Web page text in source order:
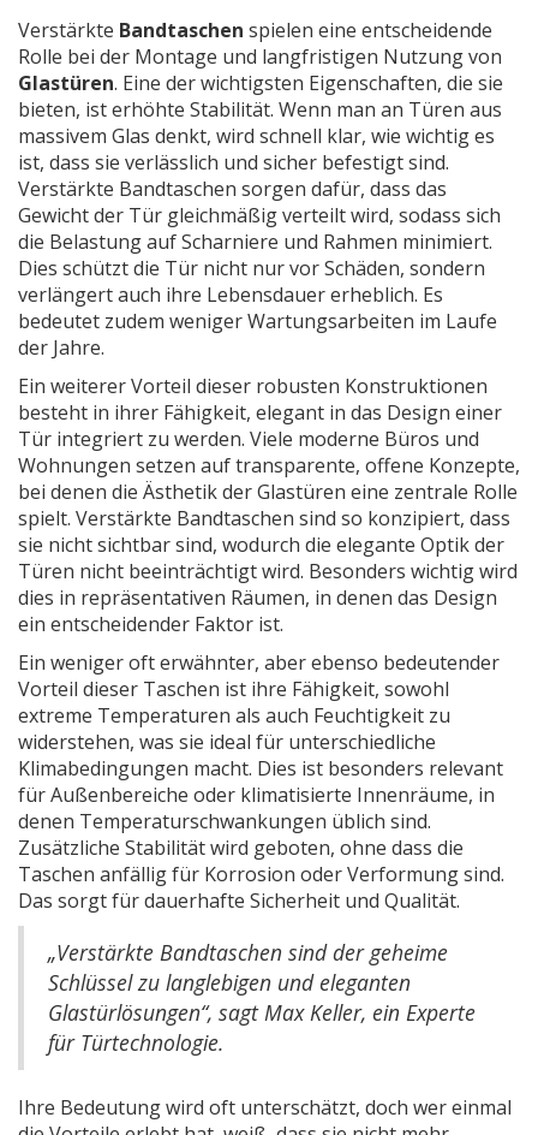
Verstärkte Bandtaschen spielen eine entscheidende
Rolle bei der Montage und langfristigen Nutzung von
Glastüren. Eine der wichtigsten Eigenschaften, die sie
bieten, ist erhöhte Stabilität. Wenn man an Türen aus
massivem Glas denkt, wird schnell klar, wie wichtig es
ist, dass sie verlässlich und sicher befestigt sind.
Verstärkte Bandtaschen sorgen dafür, dass das
Gewicht der Tür gleichmäßig verteilt wird, sodass sich
die Belastung auf Scharniere und Rahmen minimiert.
Dies schützt die Tür nicht nur vor Schäden, sondern
verlängert auch ihre Lebensdauer erheblich. Es
bedeutet zudem weniger Wartungsarbeiten im Laufe
der Jahre.
Ein weiterer Vorteil dieser robusten Konstruktionen
besteht in ihrer Fähigkeit, elegant in das Design einer
Tür integriert zu werden. Viele moderne Büros und
Wohnungen setzen auf transparente, offene Konzepte,
bei denen die Ästhetik der Glastüren eine zentrale Rolle
spielt. Verstärkte Bandtaschen sind so konzipiert, dass
sie nicht sichtbar sind, wodurch die elegante Optik der
Türen nicht beeinträchtigt wird. Besonders wichtig wird
dies in repräsentativen Räumen, in denen das Design
ein entscheidender Faktor ist.
Ein weniger oft erwähnter, aber ebenso bedeutender
Vorteil dieser Taschen ist ihre Fähigkeit, sowohl
extreme Temperaturen als auch Feuchtigkeit zu
widerstehen, was sie ideal für unterschiedliche
Klimabedingungen macht. Dies ist besonders relevant
für Außenbereiche oder klimatisierte Innenräume, in
denen Temperaturschwankungen üblich sind.
Zusätzliche Stabilität wird geboten, ohne dass die
Taschen anfällig für Korrosion oder Verformung sind.
Das sorgt für dauerhafte Sicherheit und Qualität.
„Verstärkte Bandtaschen sind der geheime
Schlüssel zu langlebigen und eleganten
Glastürlösungen“, sagt Max Keller, ein Experte
für Türtechnologie.
Ihre Bedeutung wird oft unterschätzt, doch wer einmal